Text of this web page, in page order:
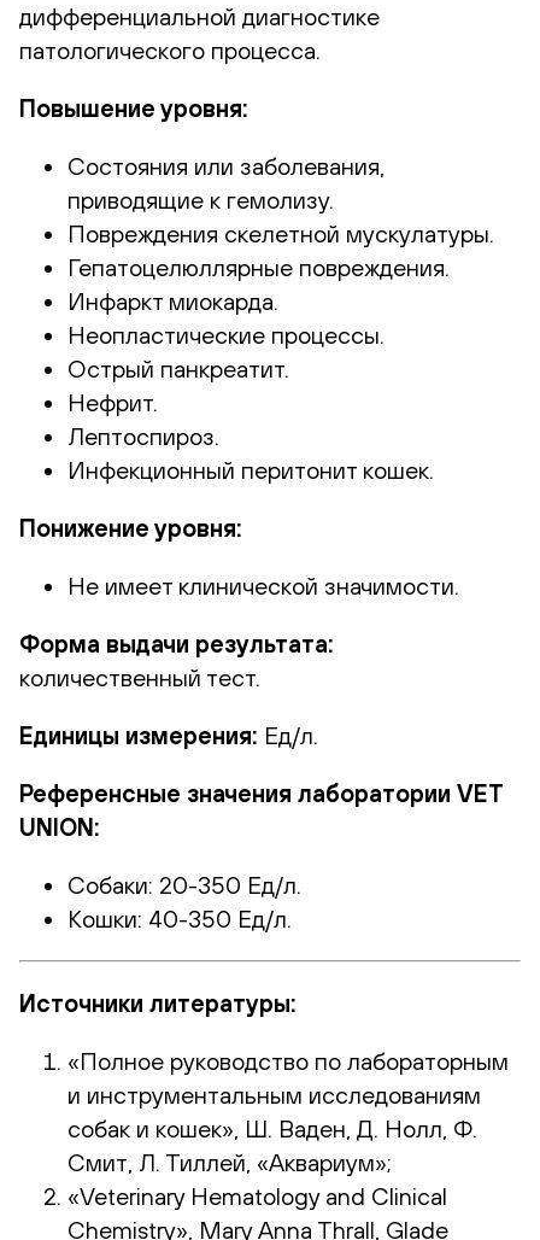
дифференциальной диагностике
патологического процесса.
Повышение уровня:
Состояния или заболевания,
приводящие к гемолизу.
Повреждения скелетной мускулатуры.
Гепатоцелюллярные повреждения.
Инфаркт миокарда.
Неопластические процессы.
Острый панкреатит.
Нефрит.
Лептоспироз.
Инфекционный перитонит кошек.
Понижение уровня:
Не имеет клинической значимости.
Форма выдачи результата:
количественный тест.
Единицы измерения: Ед/л.
Референсные значения лаборатории VET
UNION:
Собаки: 20-350 Ед/л.
Кошки: 40-350 Ед/л.
Источники литературы:
«Полное руководство по лабораторным
и инструментальным исследованиям
собак и кошек», Ш. Ваден, Д. Нолл, Ф.
Смит, Л. Тиллей, «Аквариум»;
«Veterinary Hematology and Clinical
Chemistry», Mary Anna Thrall, Glade